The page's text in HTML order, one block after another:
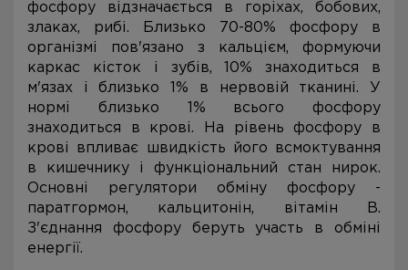
фосфору відзначається в горіхах, бобових,
злаках, рибі. Близько 70-80% фосфору в
організмі пов'язано з кальцієм, формуючи
каркас кісток і зубів, 10% знаходиться в
м'язах і близько 1% в нервовій тканині. У
нормі близько 1% всього фосфору
знаходиться в крові. На рівень фосфору в
крові впливає швидкість його всмоктування
в кишечнику і функціональний стан нирок.
Основні регулятори обміну фосфору -
паратгормон, кальцитонін, вітамін В.
З'єднання фосфору беруть участь в обміні
енергії.